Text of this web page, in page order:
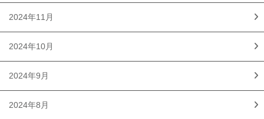
2024年11月
2024年10月
2024年9月
2024年8月